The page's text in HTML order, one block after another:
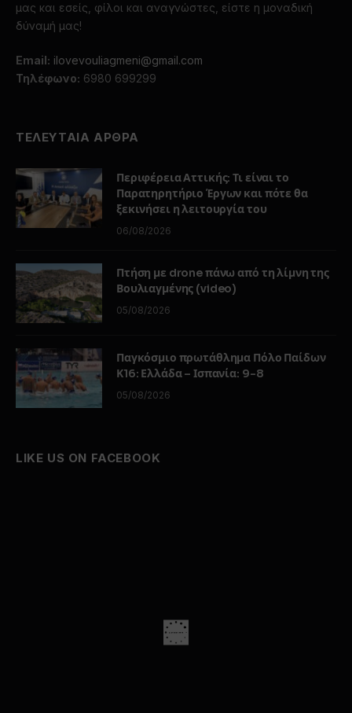
μας και εσείς, φίλοι και αναγνώστες, είστε η μοναδική
δύναμή μας!
Email: ilovevouliagmeni@gmail.com
Τηλέφωνο: 6980 699299
ΤΕΛΕΥΤΑΙΑ ΑΡΘΡΑ
Περιφέρεια Αττικής: Τι είναι το
Παρατηρητήριο Έργων και πότε θα
ξεκινήσει η λειτουργία του
06/08/2026
Πτήση με drone πάνω από τη λίμνη της
Βουλιαγμένης (video)
05/08/2026
Παγκόσμιο πρωτάθλημα Πόλο Παίδων
Κ16: Ελλάδα – Ισπανία: 9-8
05/08/2026
LIKE US ON FACEBOOK